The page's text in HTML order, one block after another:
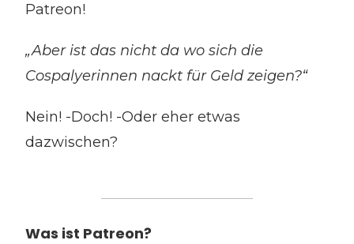
Patreon!
„Aber ist das nicht da wo sich die
Cospalyerinnen nackt für Geld zeigen?“
Nein! -Doch! -Oder eher etwas
dazwischen?
Was ist Patreon?